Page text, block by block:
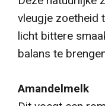
vleugje zoetheid
licht bittere
balans te
Amandelmelk